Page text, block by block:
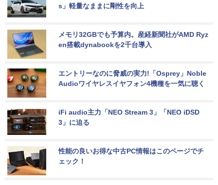
s」軽量なままに剛性を向上
メモリ32GBでも予算内。産経新聞社がAMD Ryz
en搭載dynabookを2千台導入
エントリーなのに脅威の実力!「Osprey」Noble
Audioワイヤレスイヤフォン4機種を一気に聴く
iFi audio主力「NEO Stream 3」「NEO iDSD
3」に迫る
性能の良いお得な中古PC情報はこのページでチ
ェック！